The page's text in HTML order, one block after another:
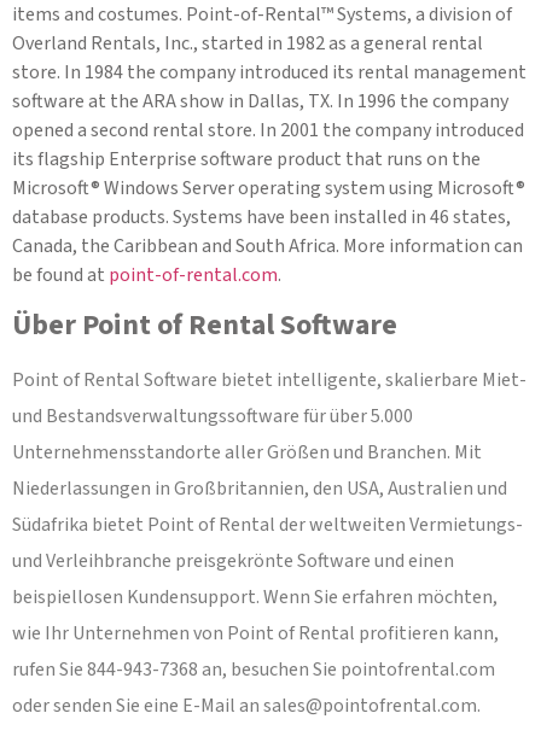
items and costumes. Point-of-Rental™ Systems, a division of
Overland Rentals, Inc., started in 1982 as a general rental
store. In 1984 the company introduced its rental management
software at the ARA show in Dallas, TX. In 1996 the company
opened a second rental store. In 2001 the company introduced
its flagship Enterprise software product that runs on the
Microsoft® Windows Server operating system using Microsoft®
database products. Systems have been installed in 46 states,
Canada, the Caribbean and South Africa. More information can
be found at point-of-rental.com.
Über Point of Rental Software
Point of Rental Software bietet intelligente, skalierbare Miet-
und Bestandsverwaltungssoftware für über 5.000
Unternehmensstandorte aller Größen und Branchen. Mit
Niederlassungen in Großbritannien, den USA, Australien und
Südafrika bietet Point of Rental der weltweiten Vermietungs-
und Verleihbranche preisgekrönte Software und einen
beispiellosen Kundensupport. Wenn Sie erfahren möchten,
wie Ihr Unternehmen von Point of Rental profitieren kann,
rufen Sie 844-943-7368 an, besuchen Sie pointofrental.com
oder senden Sie eine E-Mail ansales@pointofrental.com.